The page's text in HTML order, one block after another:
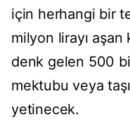
için herhangi bir
milyon lirayı aşan
denk gelen 500
mektubu veya
yetinecek.